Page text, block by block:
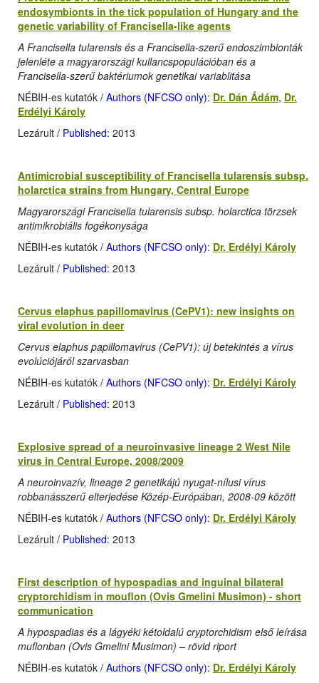
endosymbionts in the tick population of Hungary and the
genetic variability of Francisella-like agents
A Francisella tularensis és a Francisella-szerű endoszimbionták
jelenléte a magyarországi kullancspopulációban és a
Francisella-szerű baktériumok genetikai variablitása
NÉBIH-es kutatók / Authors (NFCSO only): Dr. Dán Ádám, Dr.
Erdélyi Károly
Lezárult / Published: 2013
Antimicrobial susceptibility of Francisella tularensis subsp.
holarctica strains from Hungary, Central Europe
Magyarországi Francisella tularensis subsp. holarctica törzsek
antimikrobiális fogékonysága
NÉBIH-es kutatók / Authors (NFCSO only): Dr. Erdélyi Károly
Lezárult / Published: 2013
Cervus elaphus papillomavirus (CePV1): new insights on
viral evolution in deer
Cervus elaphus papillomavirus (CePV1): új betekintés a vírus
evolúciójáról szarvasban
NÉBIH-es kutatók / Authors (NFCSO only): Dr. Erdélyi Károly
Lezárult / Published: 2013
Explosive spread of a neuroinvasive lineage 2 West Nile
virus in Central Europe, 2008/2009
A neuroinvazív, lineage 2 genetikájú nyugat-nílusi vírus
robbanásszerű elterjedése Közép-Európában, 2008-09 között
NÉBIH-es kutatók / Authors (NFCSO only): Dr. Erdélyi Károly
Lezárult / Published: 2013
First description of hypospadias and inguinal bilateral
cryptorchidism in mouflon (Ovis Gmelini Musimon) - short
communication
A hypospadias és a lágyéki kétoldalú cryptorchidism első leírása
muflonban (Ovis Gmelini Musimon) – rövid riport
NÉBIH-es kutatók / Authors (NFCSO only): Dr. Erdélyi Károly